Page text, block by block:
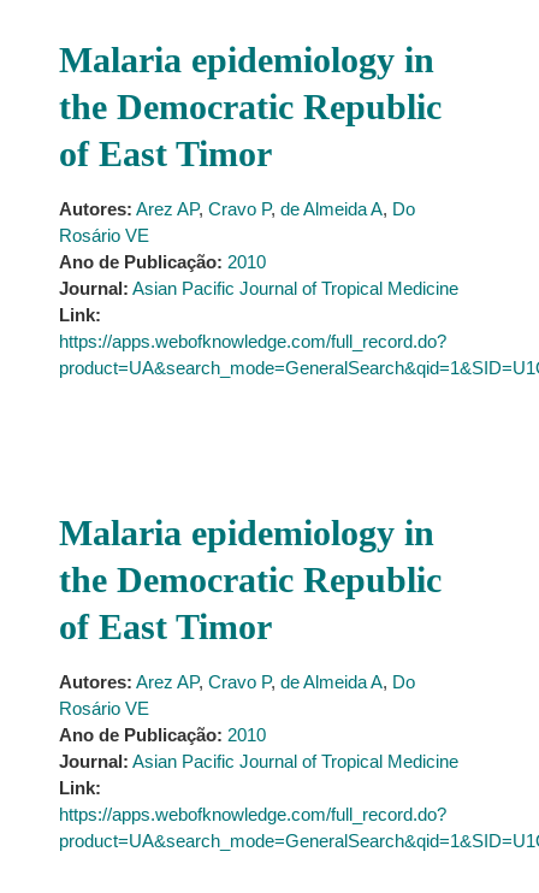
Malaria epidemiology in
the Democratic Republic
of East Timor
Autores: Arez AP, Cravo P, de Almeida A, Do
Rosário VE
Ano de Publicação: 2010
Journal: Asian Pacific Journal of Tropical Medicine
Link:
https://apps.webofknowledge.com/full_record.do?
Malaria epidemiology in
the Democratic Republic
of East Timor
Autores: Arez AP, Cravo P, de Almeida A, Do
Rosário VE
Ano de Publicação: 2010
Journal: Asian Pacific Journal of Tropical Medicine
Link:
https://apps.webofknowledge.com/full_record.do?